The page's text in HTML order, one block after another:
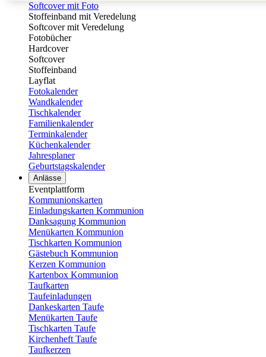
Softcover mit Foto
Stoffeinband mit Veredelung
Softcover mit Veredelung
Fotobücher
Hardcover
Softcover
Stoffeinband
Layflat
Fotokalender
Wandkalender
Tischkalender
Familienkalender
Terminkalender
Küchenkalender
Jahresplaner
Geburtstagskalender
Anlässe
Eventplattform
Kommunionskarten
Einladungskarten Kommunion
Danksagung Kommunion
Menükarten Kommunion
Tischkarten Kommunion
Gästebuch Kommunion
Kerzen Kommunion
Kartenbox Kommunion
Taufkarten
Taufeinladungen
Dankeskarten Taufe
Menükarten Taufe
Tischkarten Taufe
Kirchenheft Taufe
Taufkerzen